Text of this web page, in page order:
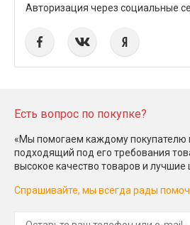
Авторизация через социальные
Есть вопрос по покупке?
«Мы помогаем каждому покупателю
подходящий под его требования
высокое качество товаров и лучшие
Спрашивайте, мы всегда рады